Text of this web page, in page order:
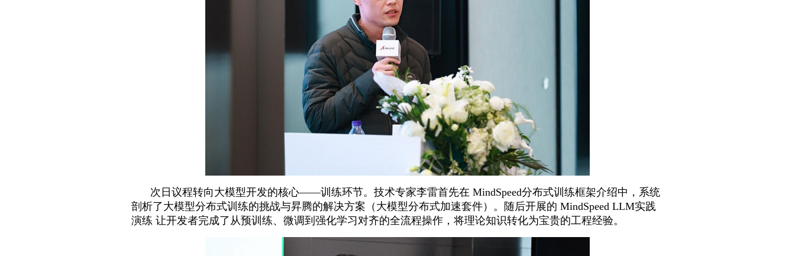
次日议程转向大模型开发的核心——训练环节。技术专家李雷首先在 MindSpeed分布式训练框架介绍中，系统
剖析了大模型分布式训练的挑战与昇腾的解决方案（大模型分布式加速套件）。随后开展的 MindSpeed LLM实践
演练 让开发者完成了从预训练、微调到强化学习对齐的全流程操作，将理论知识转化为宝贵的工程经验。